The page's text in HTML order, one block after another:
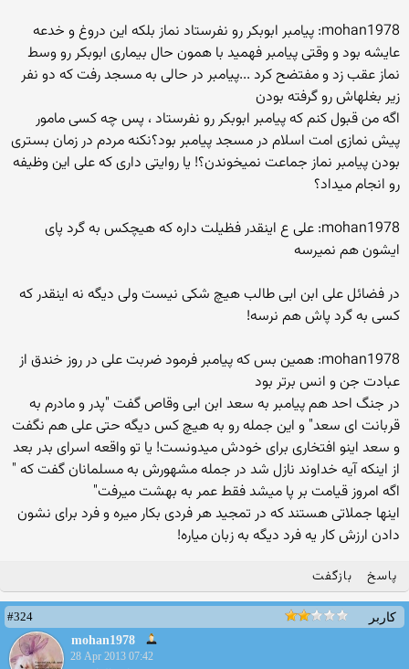
mohan1978: پیامبر ابوبکر رو نفرستاد نماز بلکه این دروغ و خدعه
عایشه بود و وقتی پیامبر فهمید با همون حال بیماری ابوبکر رو وسط
نماز عقب زد و مفتضح کرد ...پیامبر در حالی به مسجد رفت که دو نفر
زیر بغلهاش رو گرفته بودن
اگه من قبول کنم که پیامبر ابوبکر رو نفرستاد ، پس چه کسی مامور
پیش نمازی امت اسلام در مسجد پیامبر بود؟نکنه مردم در زمان بستری
بودن پیامبر نماز جماعت نمیخوندن؟! یا روایتی داری که علی این وظیفه
رو انجام میداد؟
mohan1978: علی ع اینقدر فظیلت داره که هیچکس به گرد پای
ایشون هم نمیرسه
در فضائل علی ابن ابی طالب هیچ شکی نیست ولی دیگه نه اینقدر که
کسی به گرد پاش هم نرسه!
mohan1978: همین بس که پیامبر فرمود ضربت علی در روز خندق از
عبادت جن و انس برتر بود
در جنگ احد هم پیامبر به سعد ابن ابی وقاص گفت "پدر و مادرم به
قربانت ای سعد" و این جمله رو به هیچ کس دیگه حتی علی هم نگفت
و سعد اینو افتخاری برای خودش میدونست! یا تو واقعه اسرای بدر بعد
از اینکه آیه خداوند نازل شد در جمله مشهورش به مسلمانان گفت که "
اگه امروز قیامت بر پا میشد فقط عمر به بهشت میرفت"
اینها جملاتی هستند که در تمجید هر فردی بکار میره و فرد برای نشون
دادن ارزش کار یه فرد دیگه به زبان میاره!
پاسخ بازگفت
کاربر
#324
mohan1978
28 Apr 2013 07:42